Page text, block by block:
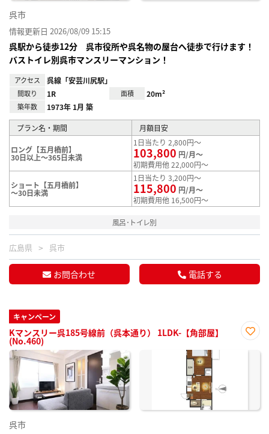
呉市
情報更新日 2026/08/09 15:15
呉駅から徒歩12分 呉市役所や呉名物の屋台へ徒歩で行けます！
バストイレ別呉市マンスリーマンション！
アクセス 呉線「安芸川尻駅」
間取り 1R 面積 20m²
築年数 1973年 1月 築
プラン名・期間 月額目安
ロング【五月橋前】
30日以上～365日未満
1日当たり 2,800円～
103,800 円/月～
初期費用他 22,000円～
ショート【五月橋前】
～30日未満
1日当たり 3,200円～
115,800 円/月～
初期費用他 16,500円～
風呂･トイレ別
広島県 呉市
お問合わせ 電話する
キャンペーン
Kマンスリー呉185号線前（呉本通り） 1LDK-【角部屋】
(No.460)
に入
呉市